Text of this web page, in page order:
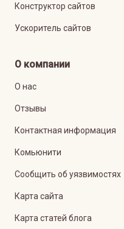
Конструктор сайтов
Ускоритель сайтов
О компании
О нас
Отзывы
Контактная информация
Комьюнити
Сообщить об уязвимостях
Карта сайта
Карта статей блога